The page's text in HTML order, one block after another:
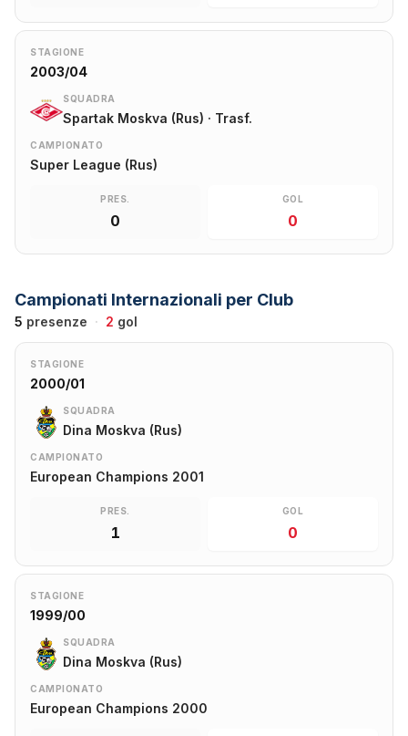
STAGIONE
2003/04
SQUADRA
Spartak Moskva (Rus) · Trasf.
CAMPIONATO
Super League (Rus)
PRES.
0
GOL
0
Campionati Internazionali per Club
5 presenze · 2 gol
STAGIONE
2000/01
SQUADRA
Dina Moskva (Rus)
CAMPIONATO
European Champions 2001
PRES.
1
GOL
0
STAGIONE
1999/00
SQUADRA
Dina Moskva (Rus)
CAMPIONATO
European Champions 2000